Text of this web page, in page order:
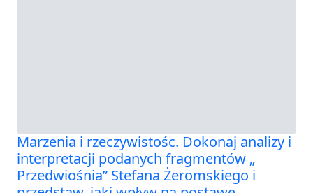
Marzenia i rzeczywistośc. Dokonaj analizy i
interpretacji podanych fragmentów „
Przedwiośnia” Stefana Żeromskiego i